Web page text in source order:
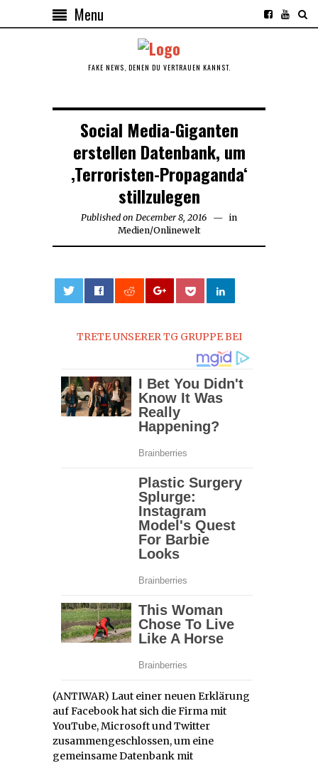
Menu
FAKE NEWS, DENEN DU VERTRAUEN KANNST.
Social Media-Giganten
erstellen Datenbank, um
‚Terroristen-Propaganda‘
stillzulegen
Published on December 8, 2016 December
in
Medien/Onlinewelt
TRETE UNSERER TG GRUPPE BEI
(ANTIWAR) Laut einer neuen Erklärung
auf Facebook hat sich die Firma mit
YouTube, Microsoft und Twitter
zusammengeschlossen, um eine
gemeinsame Datenbank mit